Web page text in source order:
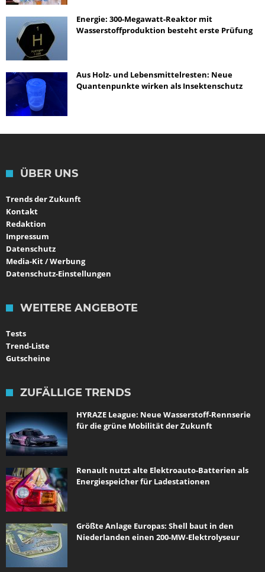
Energie: 300-Megawatt-Reaktor mit
Wasserstoffproduktion besteht erste Prüfung
Aus Holz- und Lebensmittelresten: Neue
Quantenpunkte wirken als Insektenschutz
ÜBER UNS
Trends der Zukunft
Kontakt
Redaktion
Impressum
Datenschutz
Media-Kit / Werbung
Datenschutz-Einstellungen
WEITERE ANGEBOTE
Tests
Trend-Liste
Gutscheine
ZUFÄLLIGE TRENDS
HYRAZE League: Neue Wasserstoff-Rennserie
für die grüne Mobilität der Zukunft
Renault nutzt alte Elektroauto-Batterien als
Energiespeicher für Ladestationen
Größte Anlage Europas: Shell baut in den
Niederlanden einen 200-MW-Elektrolyseur